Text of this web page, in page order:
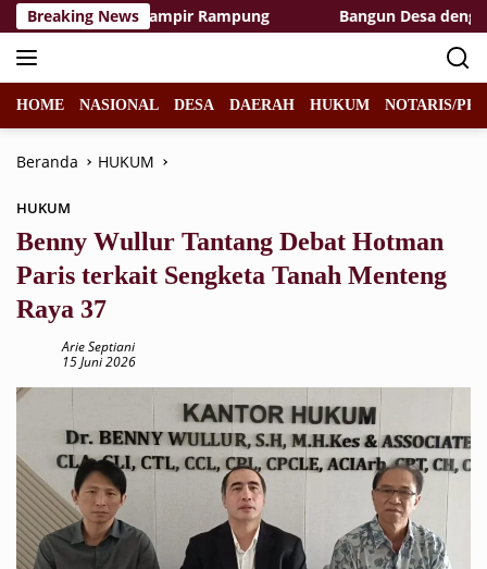
Langsung
ke
konten
Breaking News
TMMD Hampir Rampung Bangun Desa dengan
HOME NASIONAL DESA DAERAH HUKUM NOTARIS/
Beranda HUKUM
HUKUM
Benny Wullur Tantang Debat Hotman
Paris terkait Sengketa Tanah Menteng
Raya 37
Arie Septiani
15 Juni 2026